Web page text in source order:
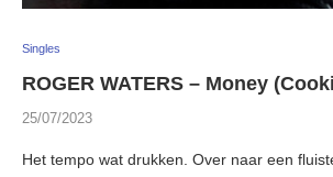
Singles
ROGER WATERS – Money
25/07/2023
Het tempo wat drukken. Over naar een